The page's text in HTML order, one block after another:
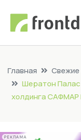
Главная
Свежие
Шератон Палас
холдинга САФМАР
РЕКЛАМА